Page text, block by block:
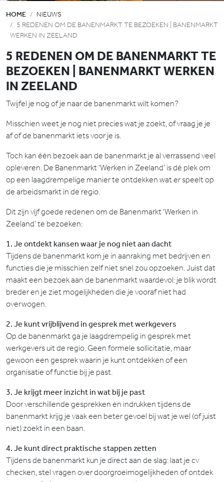
HOME
NIEUWS
5 REDENEN OM DE BANENMARKT TE BEZOEKEN | BANENMARKT
WERKEN IN ZEELAND
5 REDENEN OM DE BANENMARKT TE
BEZOEKEN | BANENMARKT WERKEN
IN ZEELAND
Twijfel je nog of je naar de banenmarkt wilt komen?
Misschien weet je nog niet precies wat je zoekt, of vraag je je
af of de banenmarkt iets voor je is.
Toch kan één bezoek aan de banenmarkt je al verrassend veel
opleveren. De Banenmarkt ‘Werken in Zeeland’ is dé plek om
op een laagdrempelige manier te ontdekken wat er speelt op
de arbeidsmarkt in de regio.
Dit zijn vijf goede redenen om de Banenmarkt 'Werken in
Zeeland' te bezoeken:
1. Je ontdekt kansen waar je nog niet aan dacht
Tijdens de banenmarkt kom je in aanraking met bedrijven en
functies die je misschien zelf niet snel zou opzoeken. Juist dat
maakt een bezoek aan de banenmarkt waardevol: je blik wordt
breder en je ziet mogelijkheden die je vooraf niet had
overwogen.
2. Je kunt vrijblijvend in gesprek met werkgevers
Op de banenmarkt ga je laagdrempelig in gesprek met
werkgevers uit de regio. Geen formele sollicitatie, maar
gewoon een gesprek waarin je kunt ontdekken of een
organisatie of functie bij je past.
3. Je krijgt meer inzicht in wat bij je past
Door verschillende gesprekken en indrukken tijdens de
banenmarkt krijg je vaak een beter gevoel bij wat je wel (of juist
niet) zoekt in een baan.
4. Je kunt direct praktische stappen zetten
Tijdens de banenmarkt kun je direct aan de slag: laat je cv
checken, stel vragen over doorgroeimogelijkheden of ontdek